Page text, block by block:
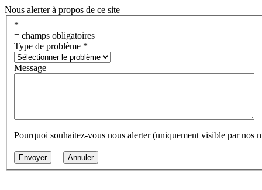
Nous alerter à propos de ce site
*
= champs obligatoires
Type de problème *
Message
Pourquoi souhaitez-vous nous alerter (uniquement visible par nos